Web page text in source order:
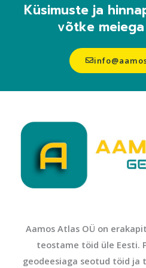
Küsimuste ja
võtke
Aamos Atlas OÜ on
teostame töid üle Eesti.
geodeesiaga seotud töid ja